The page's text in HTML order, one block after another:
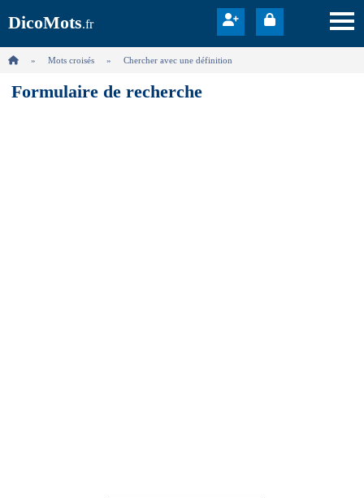
DicoMots.fr
Mots croisés Chercher avec une définition
Formulaire de recherche